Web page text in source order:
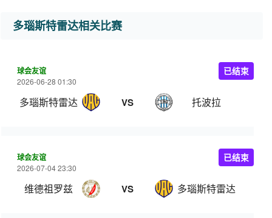
多瑙斯特雷达相关比赛
球会友谊
2026-06-28 01:30
多瑙斯特雷达 VS 托波拉
已结束
球会友谊
2026-07-04 23:30
维德祖罗兹 VS 多瑙斯特雷达
已结束